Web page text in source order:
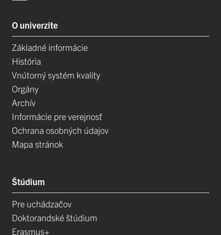
O univerzite
Základné informácie
História
Vnútorný systém kvality
Orgány
Archív
Informácie pre verejnosť
Ochrana osobných údajov
Mapa stránok
Štúdium
Pre uchádzačov
Doktorandské štúdium
Erasmus+